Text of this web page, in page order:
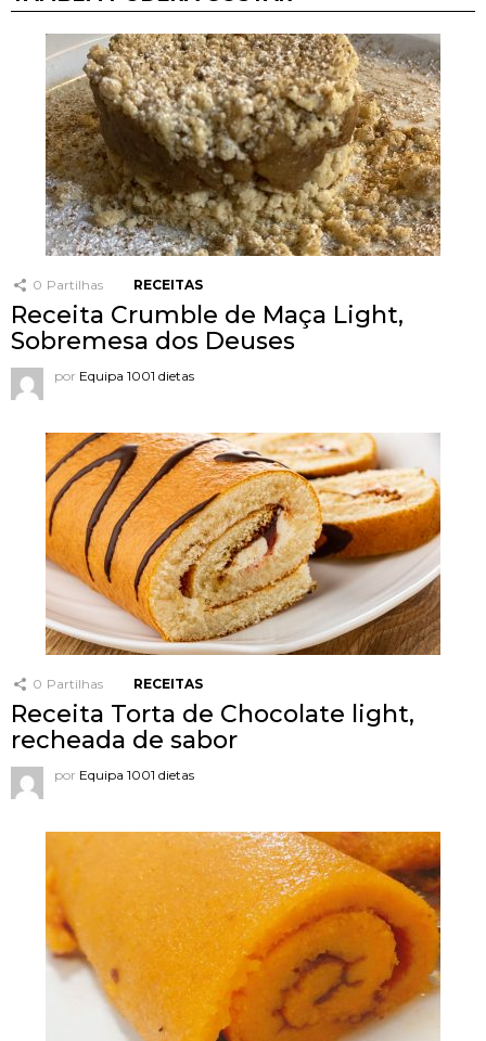
0 Partilhas RECEITAS
Receita Crumble de Maça Light,
Sobremesa dos Deuses
por Equipa 1001 dietas
0 Partilhas RECEITAS
Receita Torta de Chocolate light,
recheada de sabor
por Equipa 1001 dietas